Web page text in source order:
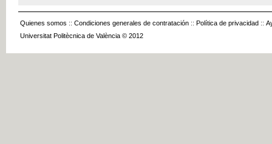
Quienes somos :: Condiciones generales de contratación :: Política de privacidad ::
Universitat Politècnica de València © 2012